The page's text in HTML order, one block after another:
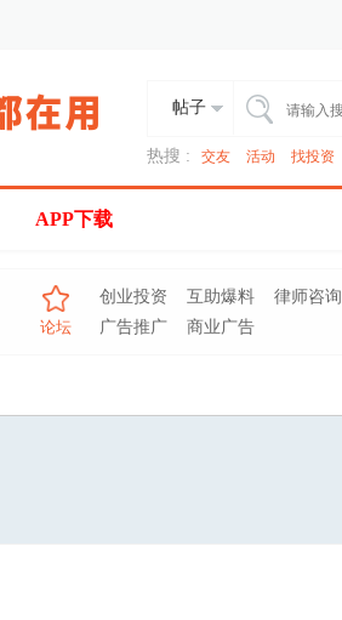
帖子
热搜 : 交友 活动 找投资
APP下载
论坛
创业投资 互助爆料
律师咨询
广告推广
商业广告